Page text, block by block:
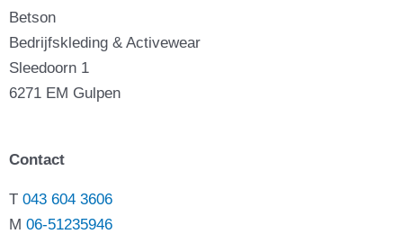
Betson
Bedrijfskleding & Activewear
Sleedoorn 1
6271 EM Gulpen
Contact
T 043 604 3606
M 06-51235946